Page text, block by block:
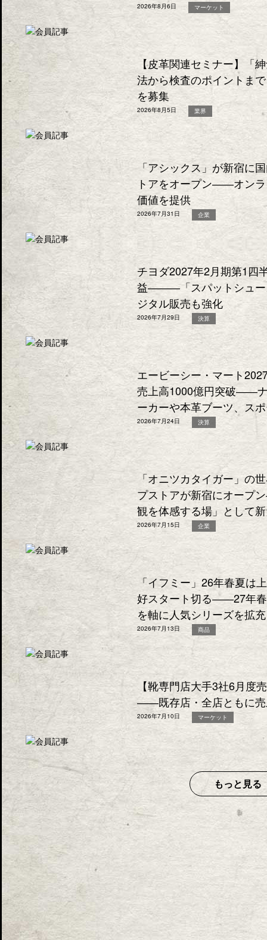
2026年8月6日 マーケット
【皮革関連セミナー】「
法から検査のポイントま
を募集
2026年8月5日 業界
「アシックス」が新宿に
トアをオープン――オン
価値を提供
2026年7月31日 企業
チヨダ2027年2月期第1四
益―――「スパットシュー
ジタル販売も強化
2026年7月29日 決算
エービーシー・マート
売上高1000億円突破――
ーカーや本革ブーツ、ス
2026年7月24日 決算
「オニツカタイガー」の
プストアが新宿にオープ
観を体感する場」として
2026年7月15日 企業
「イフミー」26年春夏は
好スタート切る――27年
を軸に人気シリーズを拡充
2026年7月13日 商品
【靴専門店大手3社6月度
――既存店・全店ともに売
2026年7月10日 マーケット
もっと見る